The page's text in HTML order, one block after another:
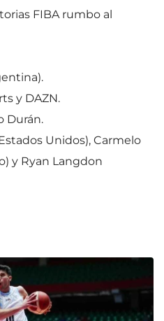
FIBA rumbo al
y DAZN.
Durán.
Unidos), Carmelo
y Ryan Langdon